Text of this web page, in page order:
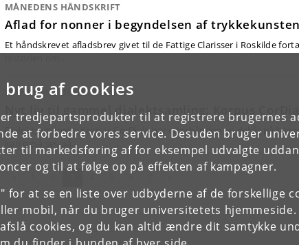
af cookies
tredjepartsprodukter til at registrere brugernes
at forbedre vores service. Desuden bruger
til markedsføring af for eksempel udvalgte
og til at følge op på effekten af kampagner.
for at se en liste over udbyderne af de forskellige
mobil, når du bruger universitetets
cookies, og du kan altid ændre dit samtykke
MÅNEDENS HÅNDSKRIFT
Aflad for nonner i begyndelsen af trykkekunsten
Et håndskrevet afladsbrev givet til de Fattige Clarisser i Roskilde
MÅNEDENS DIALEKTEMNE
Nyt liv til gammel dialektsamling: Korpus
Dialektsamlingen Korpus CorDiale har efterhånden en del år på
kan også ses på…
(nuværende) 6